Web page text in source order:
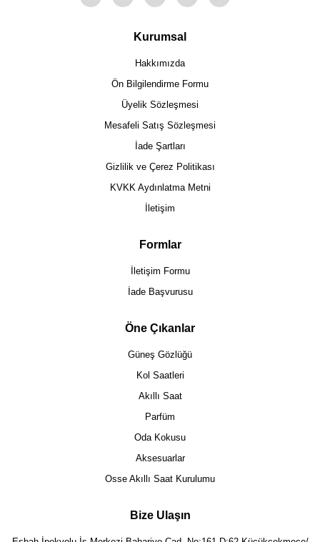
Kurumsal
Hakkımızda
Ön Bilgilendirme Formu
Üyelik Sözleşmesi
Mesafeli Satış Sözleşmesi
İade Şartları
Gizlilik ve Çerez Politikası
KVKK Aydınlatma Metni
İletişim
Formlar
İletişim Formu
İade Başvurusu
Öne Çıkanlar
Güneş Gözlüğü
Kol Saatleri
Akıllı Saat
Parfüm
Oda Kokusu
Aksesuarlar
Osse Akıllı Saat Kurulumu
Bize Ulaşın